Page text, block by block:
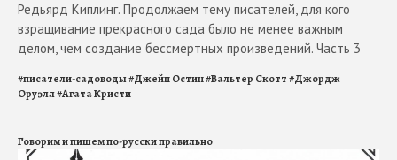
Редьярд Киплинг. Продолжаем тему писателей, для кого
взращивание прекрасного сада было не менее важным
делом, чем создание бессмертных произведений. Часть 3
#писатели-садоводы#Джейн Остин#Вальтер Скотт#Джордж
Оруэлл#Агата Кристи
Говорим и пишем по-русски правильно